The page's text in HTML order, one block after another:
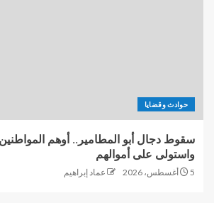
حوادث وقضايا
سقوط دجال أبو المطامير.. أوهم المواطنين
واستولى على أموالهم
5 أغسطس، 2026 عماد إبراهيم